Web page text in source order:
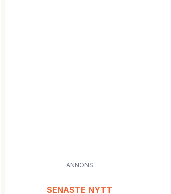
ANNONS
SENASTE NYTT